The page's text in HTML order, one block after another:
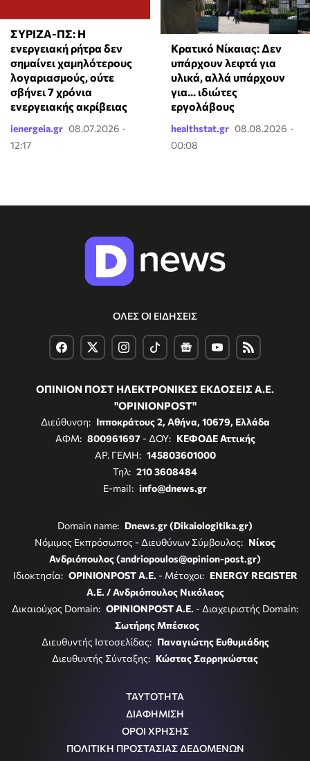
ΣΥΡΙΖΑ-ΠΣ: Η
ενεργειακή ρήτρα δεν
σημαίνει χαμηλότερους
λογαριασμούς, ούτε
σβήνει 7 χρόνια
ενεργειακής ακρίβειας
ienergeia.gr 08.07.2026 -
12:17
Κρατικό Νίκαιας: Δεν
υπάρχουν λεφτά για
υλικά, αλλά υπάρχουν
για... ιδιώτες
εργολάβους
healthstat.gr 08.08.2026 -
00:08
ΟΛΕΣ ΟΙ ΕΙΔΗΣΕΙΣ
ΟΠΙΝΙΟΝ ΠΟΣΤ ΗΛΕΚΤΡΟΝΙΚΕΣ ΕΚΔΟΣΕΙΣ Α.Ε.
"OPINIONPOST"
Διεύθυνση: Ιπποκράτους 2, Αθήνα, 10679, Ελλάδα
ΑΦΜ: 800961697- ΔΟΥ: ΚΕΦΟΔΕ Αττικής
ΑΡ. ΓΕΜΗ: 145803601000
Τηλ: 210 3608484
E-mail: info@dnews.gr
Domain name: Dnews.gr (Dikaiologitika.gr)
Νόμιμος Εκπρόσωπος - Διευθύνων Σύμβουλος: Νίκος
Ανδριόπουλος (andriopoulos@opinion-post.gr)
Ιδιοκτησία: OPINIONPOST A.E. - Μέτοχοι: ENERGY REGISTER
Α.Ε. / Ανδριόπουλος Νικόλαος
Δικαιούχος Domain: OPINIONPOST A.E. - Διαχειριστής Domain:
Σωτήρης Μπέσκος
Διευθυντής Ιστοσελίδας: Παναγιώτης Ευθυμιάδης
Διευθυντής Σύνταξης: Κώστας Σαρρηκώστας
ΤΑΥΤΟΤΗΤΑ
ΔΙΑΦΗΜΙΣΗ
ΟΡΟΙ ΧΡΗΣΗΣ
ΠΟΛΙΤΙΚΗ ΠΡΟΣΤΑΣΙΑΣ ΔΕΔΟΜΕΝΩΝ